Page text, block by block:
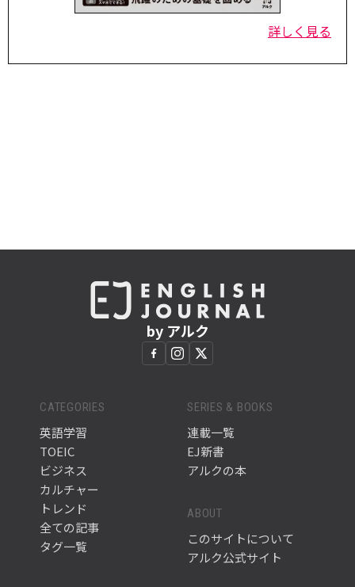
詳しく見る
by アルク
CATEGORIES
英語学習
TOEIC
ビジネス
カルチャー
トレンド
全ての記事
タグ一覧
SERIES & BOOKS
連載一覧
EJ新書
アルクの本
ABOUT
このサイトについて
アルク公式サイト